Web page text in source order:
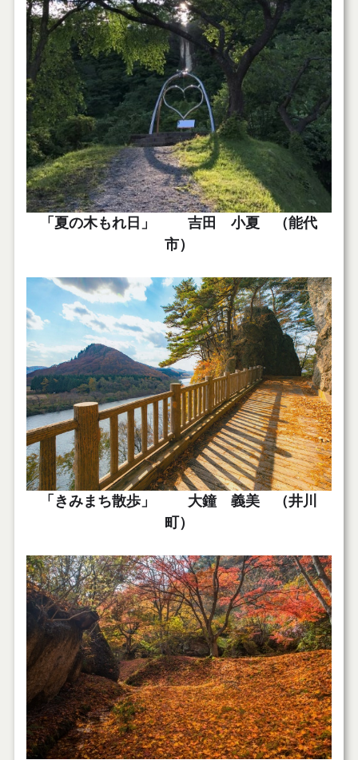
「夏の木もれ日」 吉田 小夏 （能代
市）
「きみまち散歩」 大鐘 義美 （井川
町）